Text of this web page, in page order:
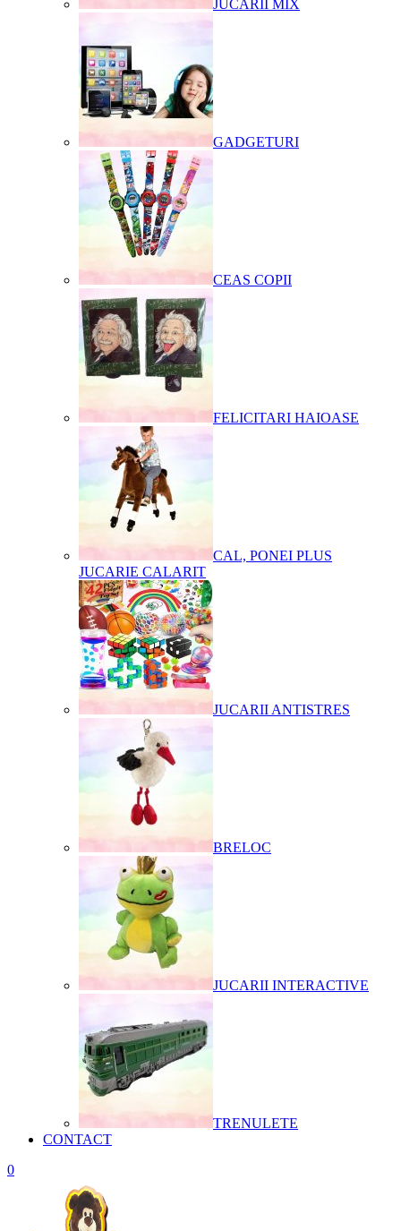
JUCARII MIX
GADGETURI
CEAS COPII
FELICITARI HAIOASE
CAL, PONEI PLUS
JUCARIE CALARIT
JUCARII ANTISTRES
BRELOC
JUCARII INTERACTIVE
TRENULETE
CONTACT
0